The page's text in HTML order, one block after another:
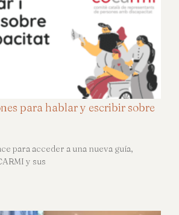
para hablar y escribir sobre
para acceder a una nueva guía,
y sus